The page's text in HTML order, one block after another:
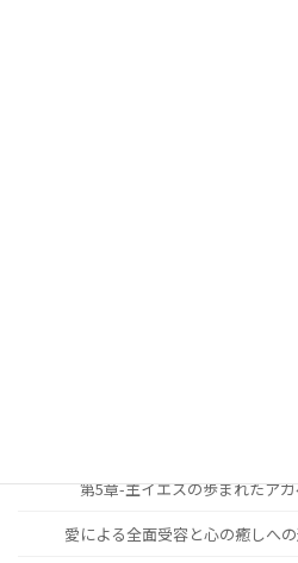
第5章-主イエスの歩まれたア
愛による全面受容と心の癒しへ